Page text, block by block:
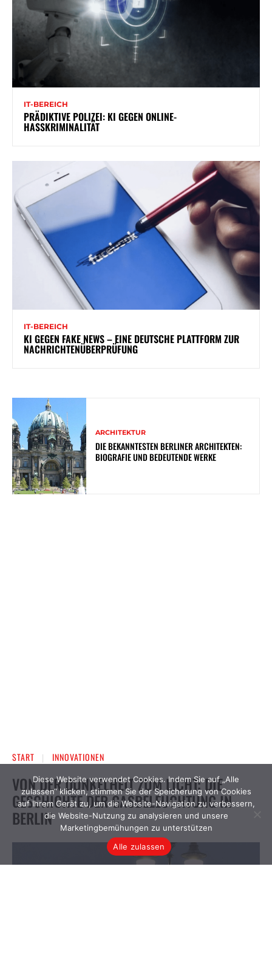
IT-BEREICH
PRÄDIKTIVE POLIZEI: KI GEGEN ONLINE-
HASSKRIMINALITÄT
IT-BEREICH
KI GEGEN FAKE NEWS – EINE DEUTSCHE PLATTFORM ZUR
NACHRICHTENÜBERPRÜFUNG
ARCHITEKTUR
DIE BEKANNTESTEN BERLINER ARCHITEKTEN:
BIOGRAFIE UND BEDEUTENDE WERKE
Diese Website verwendet Cookies. Indem Sie auf „Alle
zulassen“ klicken, stimmen Sie der Speicherung von Cookies
auf Ihrem Gerät zu, um die Website-Navigation zu verbessern,
die Website-Nutzung zu analysieren und unsere
Marketingbemühungen zu unterstützen
Alle zulassen